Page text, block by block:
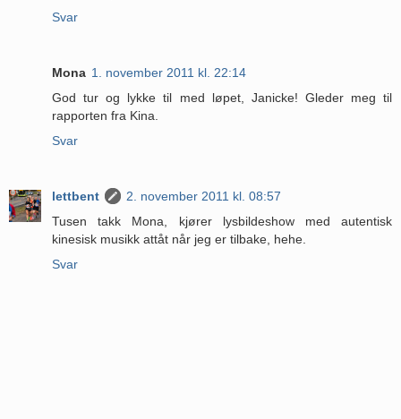
Svar
Mona 1. november 2011 kl. 22:14
God tur og lykke til med løpet, Janicke! Gleder meg til
rapporten fra Kina.
Svar
lettbent
2. november 2011 kl. 08:57
Tusen takk Mona, kjører lysbildeshow med autentisk
kinesisk musikk attåt når jeg er tilbake, hehe.
Svar